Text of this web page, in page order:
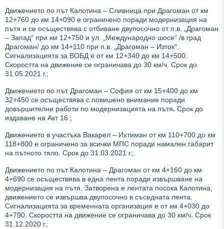
Движението по път Калотина – Сливница при Драгоман от км
12+760 до км 14+090 е ограничено поради модернизация на
пътя и се осъществява с отбиване двупосочно от п.в. „Драгоман
– Запад“ при км 12+750 и ул. „Международно шосе“ /в град
Драгоман/ до км 14+110 при п.в. „Драгоман – Изток“.
Сигнализацията за ВОБД е от км 12+340 до км 14+500.
Скоростта на движение се ограничава до 30 км/ч. Срок до
31.05.2021 г.;
Движението по път Драгоман – София от км 15+400 до км
32+450 се осъществява с повишено внимание поради
довършителни работи по модернизацията на пътя. Срок до
издаване на Акт 16.;
Движението в участъка Вакарел – Ихтиман от км 110+700 до км
118+800 е ограничено за всички МПС поради намален габарит
на пътното тяло. Срок до 31.03.2021 г.;
Движението по път Калотина – Драгоман от км 4+160 до км
4+690 се осъществява в една лента поради извършване на
модернизация на пътя. Затворена е лентата посока Калотина,
движението се извършва двупосочно в съседната лента.
Сигнализацията за временната организация е от км 4+030 до
4+790. Скоростта на движение се ограничава до 30 км/ч. Срок
31.12.2020 г.;